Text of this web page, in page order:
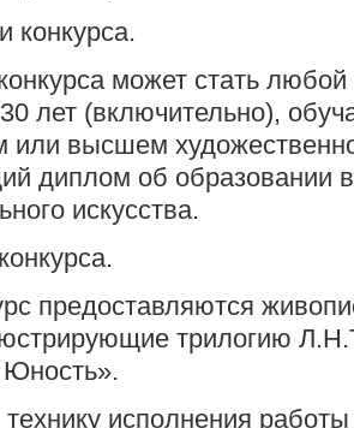
конкурса.
может стать
лет (включительно),
или высшем
диплом об образовании
искусства.
предоставляются
трилогию
исполнения